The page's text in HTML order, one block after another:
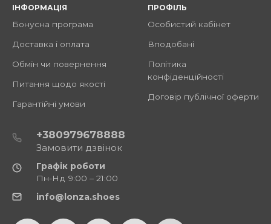
ІНФОРМАЦІЯ
Бонусна програма
Доставка і оплата
Обмін чи повернення
Питання щодо якості
Гарантійні умови
ПРОФІЛЬ
Особистий кабінет
Вподобані
Політика
конфіденційності
Договір публічної оферти
+380979678888
Замовити дзвінок
Графік роботи
Пн-Нд 9:00 – 21:00
info@lonza.shoes